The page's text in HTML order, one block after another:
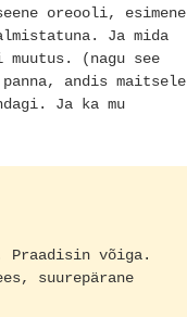
oreooli, esimene
Ja mida
muutus. (nagu see
andis maitsele
Ja ka mu
võiga.
suurepärane